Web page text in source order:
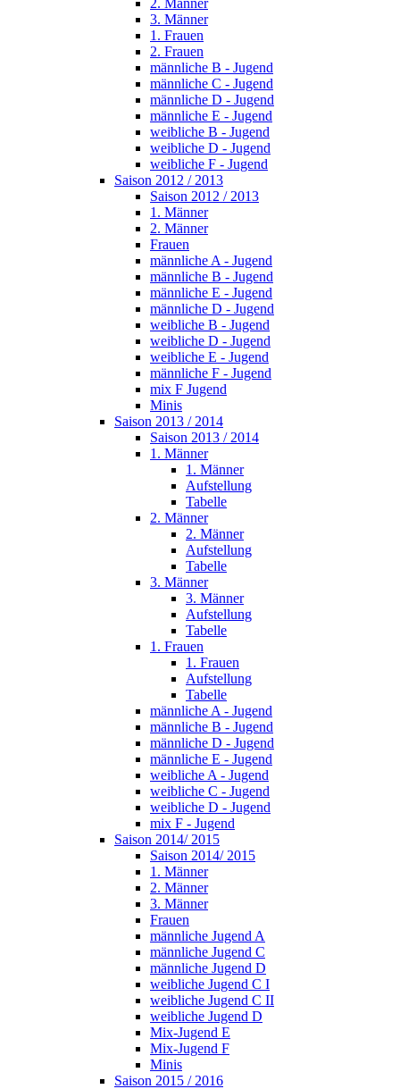
2. Männer
3. Männer
1. Frauen
2. Frauen
männliche B - Jugend
männliche C - Jugend
männliche D - Jugend
männliche E - Jugend
weibliche B - Jugend
weibliche D - Jugend
weibliche F - Jugend
Saison 2012 / 2013
Saison 2012 / 2013
1. Männer
2. Männer
Frauen
männliche A - Jugend
männliche B - Jugend
männliche E - Jugend
männliche D - Jugend
weibliche B - Jugend
weibliche D - Jugend
weibliche E - Jugend
männliche F - Jugend
mix F Jugend
Minis
Saison 2013 / 2014
Saison 2013 / 2014
1. Männer
1. Männer
Aufstellung
Tabelle
2. Männer
2. Männer
Aufstellung
Tabelle
3. Männer
3. Männer
Aufstellung
Tabelle
1. Frauen
1. Frauen
Aufstellung
Tabelle
männliche A - Jugend
männliche B - Jugend
männliche D - Jugend
männliche E - Jugend
weibliche A - Jugend
weibliche C - Jugend
weibliche D - Jugend
mix F - Jugend
Saison 2014/ 2015
Saison 2014/ 2015
1. Männer
2. Männer
3. Männer
Frauen
männliche Jugend A
männliche Jugend C
männliche Jugend D
weibliche Jugend C I
weibliche Jugend C II
weibliche Jugend D
Mix-Jugend E
Mix-Jugend F
Minis
Saison 2015 / 2016